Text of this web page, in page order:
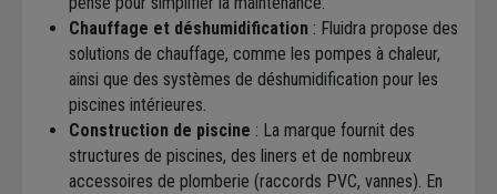
Chauffage et déshumidification : Fluidra propose des
solutions de chauffage, comme les pompes à chaleur,
ainsi que des systèmes de déshumidification pour les
piscines intérieures.
Construction de piscine : La marque fournit des
structures de piscines, des liners et de nombreux
accessoires de plomberie (raccords PVC, vannes). En